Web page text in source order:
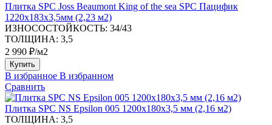
Плитка SPC Joss Beaumont King of the sea SPC Пацифик
1220х183х3,5мм (2,23 м2)
ИЗНОСОСТОЙКОСТЬ: 34/43
ТОЛЩИНА: 3,5
2 990 ₽/м2
Купить
В избранное В избранном
Сравнить
Плитка SPC NS Epsilon 005 1200х180х3,5 мм (2,16 м2)
ТОЛЩИНА: 3,5